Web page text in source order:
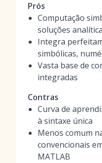
Prós
Computação
soluções
Integra
simbólicas,
Vasta base de
integradas
Contras
Curva de
à sintaxe única
Menos comum
convencionais
MATLAB